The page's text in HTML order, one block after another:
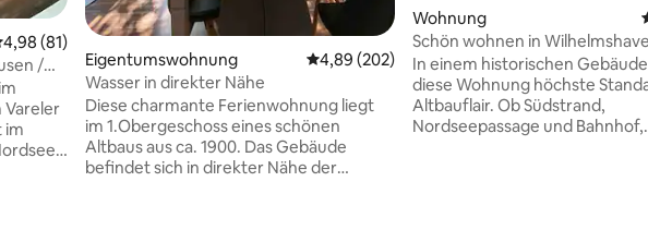
Bewertung: 4,98 von 5, 81 Bewertungen
4,98 (81)
/
Vareler
Eigentumswohnung Durchschnittliche Bewertung: 4,89 von 5,
4,89 (202)
Wasser in direkter Nähe
Diese charmante Ferienwohnung liegt
im 1.Obergeschoss eines schönen
Altbaus aus ca. 1900. Das Gebäude
befindet sich in direkter Nähe der
Wohnung
Schön wohnen in
Südstadt
In einem historischen
diese Wohnung höchste
Altbauflair. Ob Südstrand,
Nordseepassage und Bahnhof,